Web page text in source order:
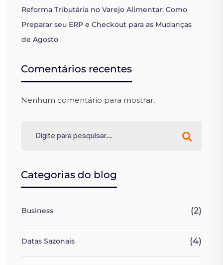
Reforma Tributária no Varejo Alimentar: Como
Preparar seu ERP e Checkout para as Mudanças
de Agosto
Comentários recentes
Nenhum comentário para mostrar.
Categorias do blog
Business (2)
Datas Sazonais (4)